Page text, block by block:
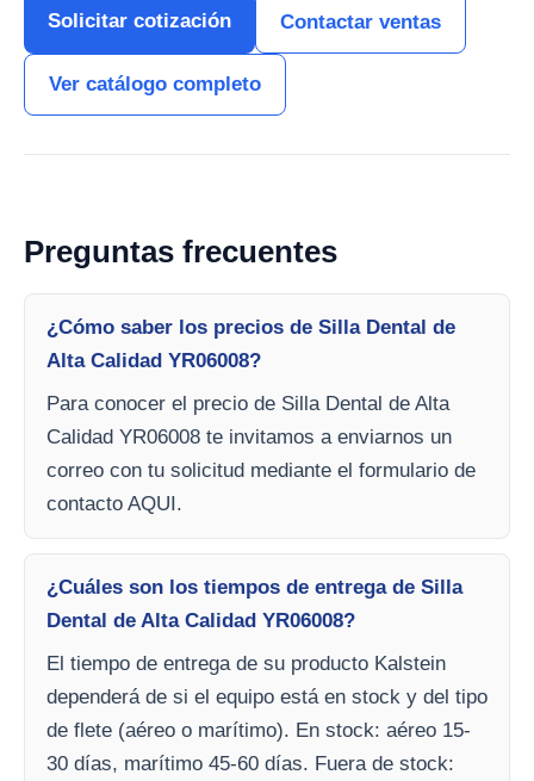
Solicitar cotización Contactar ventas
Ver catálogo completo
Preguntas frecuentes
¿Cómo saber los precios de Silla Dental de
Alta Calidad YR06008?
Para conocer el precio de Silla Dental de Alta
Calidad YR06008 te invitamos a enviarnos un
correo con tu solicitud mediante el formulario de
contacto AQUI.
¿Cuáles son los tiempos de entrega de Silla
Dental de Alta Calidad YR06008?
El tiempo de entrega de su producto Kalstein
dependerá de si el equipo está en stock y del tipo
de flete (aéreo o marítimo). En stock: aéreo 15-
30 días, marítimo 45-60 días. Fuera de stock: